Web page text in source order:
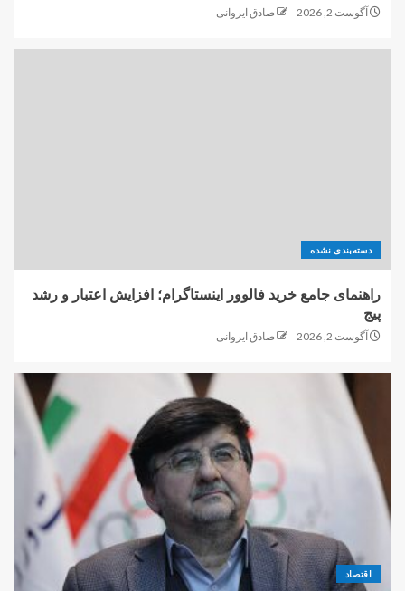
آگوست 2, 2026 صادق ایروانی
دسته‌بندی نشده
راهنمای جامع خرید فالوور اینستاگرام؛ افزایش اعتبار و رشد
پیج
آگوست 2, 2026 صادق ایروانی
اقتصاد